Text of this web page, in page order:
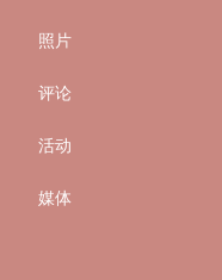
照片
评论
活动
媒体